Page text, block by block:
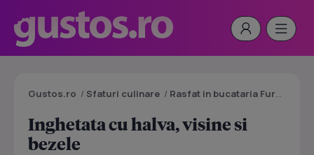
Gustos.ro / Sfaturi culinare / Rasfat in bucataria Furnicutei boscodine
Inghetata cu halva, visine si
bezele